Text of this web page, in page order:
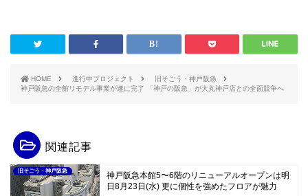
HOME 進行中プロジェクト
旧そごう・神戸阪急
神戸阪急の全館リモデル事業が遂に完了 「神戸の阪急」が大丸神戸店との全面競争へ
関連記事
旧そごう・神戸阪急
神戸阪急本館5〜6階のリニューアルオープンは明
日8月23日(水) 更に個性を強めたフロアが魅力